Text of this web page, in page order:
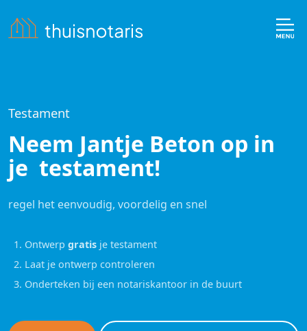
Testament
Neem Jantje Beton op in
je testament!
regel het eenvoudig, voordelig en snel
1. Ontwerp gratis je testament
2. Laat je ontwerp controleren
3. Onderteken bij een notariskantoor in de buurt